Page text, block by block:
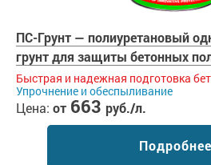
ПС-Грунт — полиуретановый
грунт для защиты бетонных
Быстрая и надежная подготовка
Упрочнение и обеспыливание
Цена: от 663 руб./л.
Подробнее